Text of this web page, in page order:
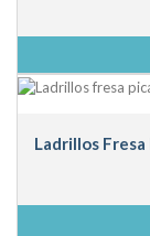
Ladrillos